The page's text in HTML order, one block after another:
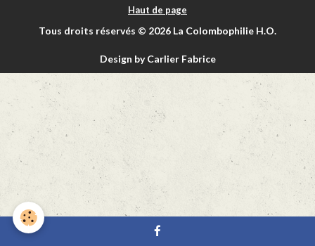
Haut de page
Tous droits réservés © 2026 La Colombophilie H.O.
Design by Carlier Fabrice